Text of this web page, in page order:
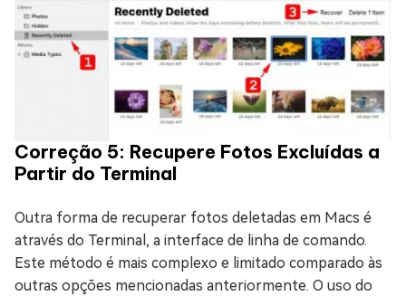
Correção 5: Recupere Fotos Excluídas a
Partir do Terminal
Outra forma de recuperar fotos deletadas em Macs é
através do Terminal, a interface de linha de comando.
Este método é mais complexo e limitado comparado às
outras opções mencionadas anteriormente. O uso do